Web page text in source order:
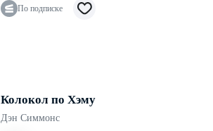
По подписке
Колокол по Хэму
Дэн Симмонс